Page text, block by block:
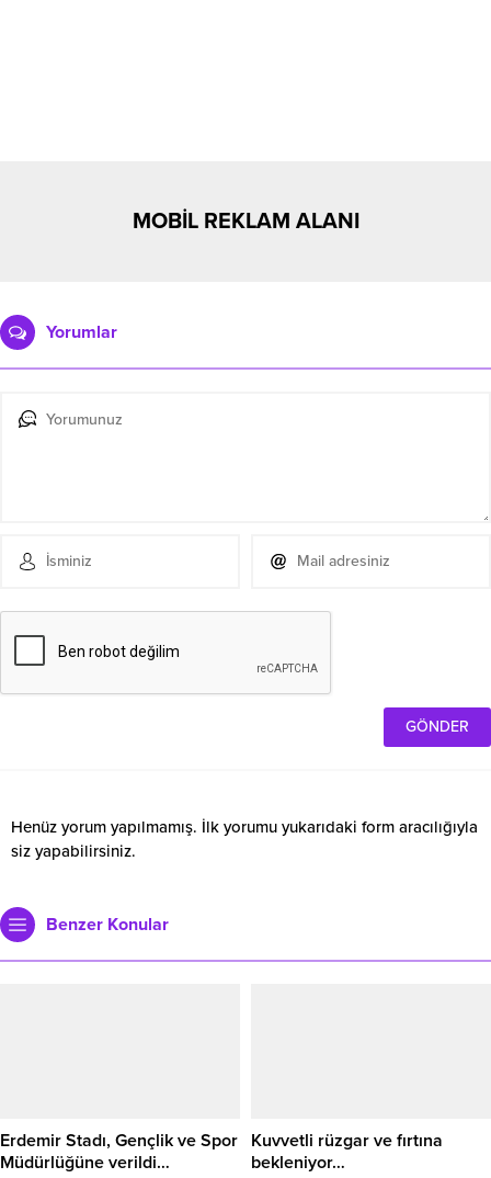
MOBİL REKLAM ALANI
Yorumlar
Henüz yorum yapılmamış. İlk yorumu yukarıdaki form aracılığıyla
siz yapabilirsiniz.
Benzer Konular
Erdemir Stadı, Gençlik ve Spor
Müdürlüğüne verildi…
Kuvvetli rüzgar ve fırtına
bekleniyor…